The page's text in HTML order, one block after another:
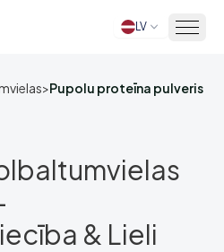
LV
>Pupolu proteīna pulveris
& Lieli